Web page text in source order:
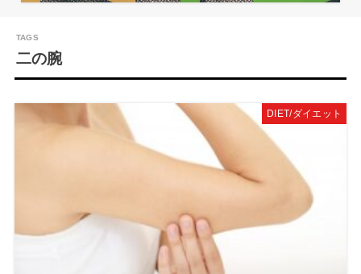
二の腕
DIET/ダイエット